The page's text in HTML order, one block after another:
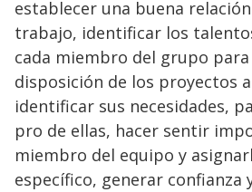
establecer una buena
trabajo, identificar los
cada miembro del grupo
disposición de los proyectos
identificar sus necesidades,
pro de ellas, hacer sentir
miembro del equipo y
específico, generar confianza